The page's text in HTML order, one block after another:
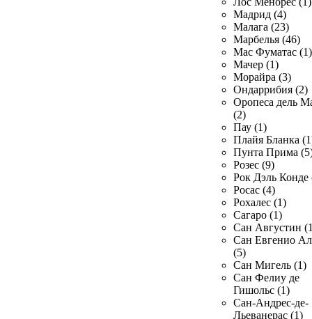
Мадрид (4)
Малага (23)
Марбелья (46)
Мас Фуматас (1)
Мачер (1)
Морайра (3)
Ондаррибия (2)
Оропеса дель
(2)
Пау (1)
Плайя Бланка
Пунта Прима
Розес (9)
Рок Дэль Конде
Росас (4)
Рохалес (1)
Сагаро (1)
Сан Августин
Сан Евгенио
(5)
Сан Мигель (1)
Сан Фелиу де
Гишольс (1)
Сан-Андрес-де-
Льеванерас (1)